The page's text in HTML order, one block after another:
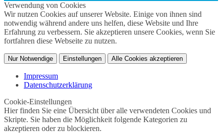
Verwendung von Cookies
Wir nutzen Cookies auf unserer Website. Einige von ihnen sind
notwendig während andere uns helfen, diese Website und Ihre
Erfahrung zu verbessern. Sie akzeptieren unsere Cookies, wenn Sie
fortfahren diese Webseite zu nutzen.
Nur Notwendige Einstellungen Alle Cookies akzeptieren
Impressum
Datenschutzerklärung
Cookie-Einstellungen
Hier finden Sie eine Übersicht über alle verwendeten Cookies und
Skripte. Sie haben die Möglichkeit folgende Kategorien zu
akzeptieren oder zu blockieren.